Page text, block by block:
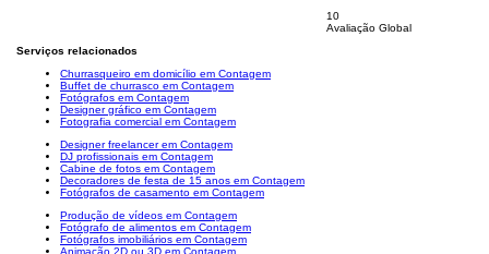
10
Avaliação Global
Serviços relacionados
Churrasqueiro em domicílio em Contagem
Buffet de churrasco em Contagem
Fotógrafos em Contagem
Designer gráfico em Contagem
Fotografia comercial em Contagem
Designer freelancer em Contagem
DJ profissionais em Contagem
Cabine de fotos em Contagem
Decoradores de festa de 15 anos em Contagem
Fotógrafos de casamento em Contagem
Produção de vídeos em Contagem
Fotógrafo de alimentos em Contagem
Fotógrafos imobiliários em Contagem
Animação 2D ou 3D em Contagem